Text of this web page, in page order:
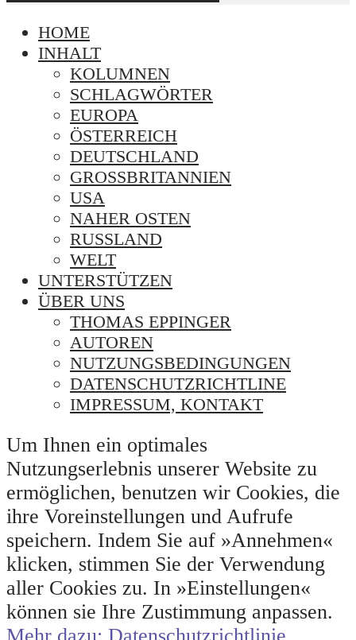
HOME
INHALT
KOLUMNEN
SCHLAGWÖRTER
EUROPA
ÖSTERREICH
DEUTSCHLAND
GROSSBRITANNIEN
USA
NAHER OSTEN
RUSSLAND
WELT
UNTERSTÜTZEN
ÜBER UNS
THOMAS EPPINGER
AUTOREN
NUTZUNGSBEDINGUNGEN
DATENSCHUTZRICHTLINE
IMPRESSUM, KONTAKT
Um Ihnen ein optimales
Nutzungserlebnis unserer Website zu
ermöglichen, benutzen wir Cookies, die
ihre Voreinstellungen und Aufrufe
speichern. Indem Sie auf »Annehmen«
klicken, stimmen Sie der Verwendung
aller Cookies zu. In »Einstellungen«
können sie Ihre Zustimmung anpassen.